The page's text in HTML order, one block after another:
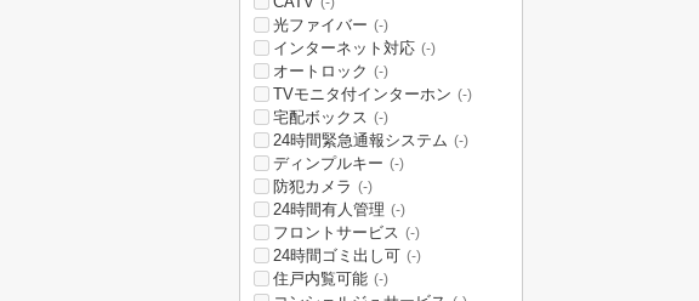
光ファイバー (-)
インターネット対応 (-)
オートロック (-)
TVモニタ付インターホン (-)
宅配ボックス (-)
24時間緊急通報システム (-)
ディンプルキー (-)
防犯カメラ (-)
24時間有人管理 (-)
フロントサービス (-)
24時間ゴミ出し可 (-)
住戸内覧可能 (-)